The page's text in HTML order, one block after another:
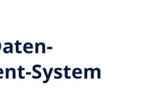
System